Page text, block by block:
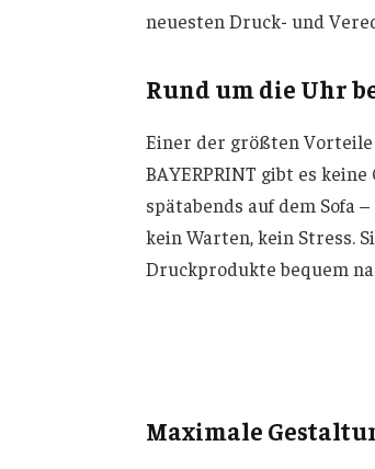
neuesten Druck- und
Rund um die Uhr
Einer der größten
BAYERPRINT gibt es
spätabends auf dem Sofa
kein Warten, kein Stress.
Druckprodukte bequem
Maximale